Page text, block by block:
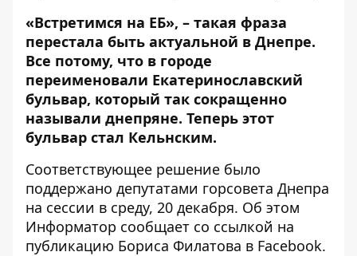
«Встретимся на ЕБ», – такая фраза
перестала быть актуальной в Днепре.
Все потому, что в городе
переименовали Екатеринославский
бульвар, который так сокращенно
называли днепряне. Теперь этот
бульвар стал Кельнским.
Соответствующее решение было
поддержано депутатами горсовета Днепра
на сессии в среду, 20 декабря. Об этом
Информатор сообщает со ссылкой на
публикацию Бориса Филатова в Facebook.